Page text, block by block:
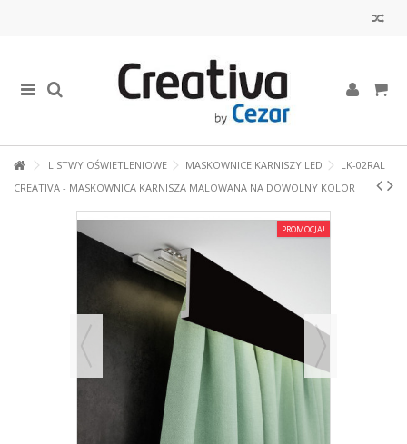
LISTWY OŚWIETLENIOWE MASKOWNICE KARNISZY LED
LK-02RAL
CREATIVA - MASKOWNICA KARNISZA MALOWANA NA DOWOLNY KOLOR
PROMOCJA!